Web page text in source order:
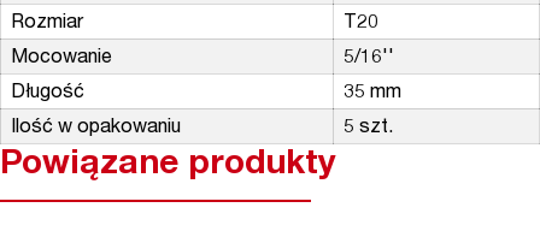
Rozmiar
T20
Mocowanie
5/16''
Długość
35 mm
Ilość w opakowaniu
5 szt.
Powiązane produkty